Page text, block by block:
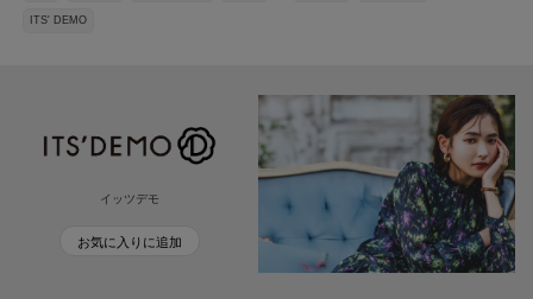
ITS' DEMO
イッツデモ
お気に入りに追加